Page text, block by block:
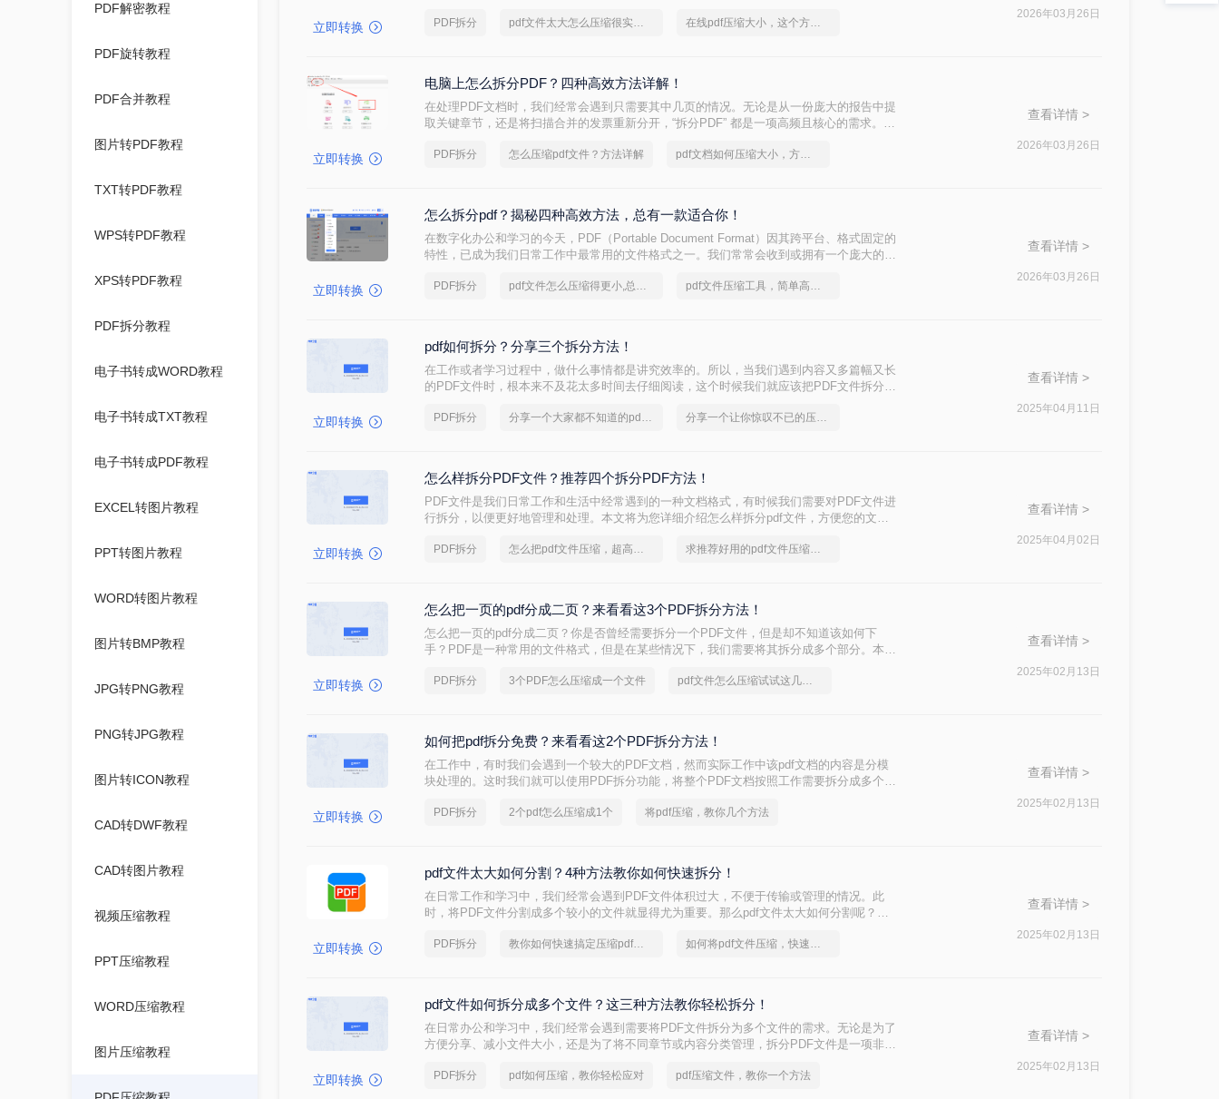
PDF解密教程
PDF旋转教程
PDF合并教程
图片转PDF教程
TXT转PDF教程
WPS转PDF教程
XPS转PDF教程
PDF拆分教程
电子书转成WORD教程
电子书转成TXT教程
电子书转成PDF教程
EXCEL转图片教程
PPT转图片教程
WORD转图片教程
图片转BMP教程
JPG转PNG教程
PNG转JPG教程
图片转ICON教程
CAD转DWF教程
CAD转图片教程
视频压缩教程
PPT压缩教程
WORD压缩教程
图片压缩教程
立即转换 PDF拆分 pdf文件太大怎么压缩很实用的方法 在线pdf压缩大小，这个方法很简单
2026年03月26日
立即转换
电脑上怎么拆分PDF？四种高效方法详解！
在处理PDF文档时，我们经常会遇到只需要其中几页的情况。无论是从一份庞大的报告中提
取关键章节，还是将扫描合并的发票重新分开，“拆分PDF” 都是一项高频且核心的需求。与
PDF拆分 怎么压缩pdf文件？方法详解 pdf文档如何压缩大小，方法详解
查看详情 >
2026年03月26日
立即转换
怎么拆分pdf？揭秘四种高效方法，总有一款适合你！
在数字化办公和学习的今天，PDF（Portable Document Format）因其跨平台、格式固定的
特性，已成为我们日常工作中最常用的文件格式之一。我们常常会收到或拥有一个庞大的
此时，如何从中精准、快速地提取出我们需要的部分，就成了一个亟待解决的问题。“拆分
PDF拆分 pdf文件怎么压缩得更小,总有适合你的方法 pdf文件压缩工具，简单高效的压缩方法
查看详情 >
2026年03月26日
立即转换
pdf如何拆分？分享三个拆分方法！
在工作或者学习过程中，做什么事情都是讲究效率的。所以，当我们遇到内容又多篇幅又长
的PDF文件时，根本来不及花太多时间去仔细阅读，这个时候我们就应该把PDF文件拆分成
今天我就推荐三个实用的方法来教你pdf如何拆分，让你快速提高文件处理效率。
PDF拆分 分享一个大家都不知道的pdf文件压缩方法 分享一个让你惊叹不已的压缩pdf文件方法
查看详情 >
2025年04月11日
立即转换
怎么样拆分PDF文件？推荐四个拆分PDF方法！
PDF文件是我们日常工作和生活中经常遇到的一种文档格式，有时候我们需要对PDF文件进
行拆分，以便更好地管理和处理。本文将为您详细介绍怎么样拆分pdf文件，方便您的文档
PDF拆分 怎么把pdf文件压缩，超高效图文教程推荐 求推荐好用的pdf文件压缩工具
查看详情 >
2025年04月02日
立即转换
怎么把一页的pdf分成二页？来看看这3个PDF拆分方法！
怎么把一页的pdf分成二页？你是否曾经需要拆分一个PDF文件，但是却不知道该如何下
手？PDF是一种常用的文件格式，但是在某些情况下，我们需要将其拆分成多个部分。本文
PDF拆分 3个PDF怎么压缩成一个文件 pdf文件怎么压缩试试这几个方法
查看详情 >
2025年02月13日
立即转换
如何把pdf拆分免费？来看看这2个PDF拆分方法！
在工作中，有时我们会遇到一个较大的PDF文档，然而实际工作中该pdf文档的内容是分模
块处理的。这时我们就可以使用PDF拆分功能，将整个PDF文档按照工作需要拆分成多个
免费方法，希望能给读者的工作带来方便。
PDF拆分 2个pdf怎么压缩成1个 将pdf压缩，教你几个方法
查看详情 >
2025年02月13日
立即转换
pdf文件太大如何分割？4种方法教你如何快速拆分！
在日常工作和学习中，我们经常会遇到PDF文件体积过大，不便于传输或管理的情况。此
时，将PDF文件分割成多个较小的文件就显得尤为重要。那么pdf文件太大如何分割呢？以
题。
PDF拆分 教你如何快速搞定压缩pdf文件 如何将pdf文件压缩，快速压缩的方法
查看详情 >
2025年02月13日
立即转换
pdf文件如何拆分成多个文件？这三种方法教你轻松拆分！
在日常办公和学习中，我们经常会遇到需要将PDF文件拆分为多个文件的需求。无论是为了
方便分享、减小文件大小，还是为了将不同章节或内容分类管理，拆分PDF文件是一项非常
松拆分PDF文件。
PDF拆分 pdf如何压缩，教你轻松应对 pdf压缩文件，教你一个方法
查看详情 >
2025年02月13日